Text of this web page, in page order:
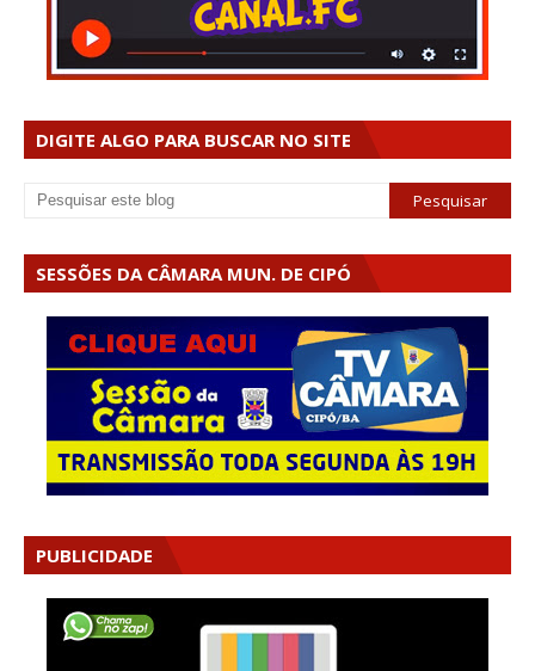
DIGITE ALGO PARA BUSCAR NO SITE
SESSÕES DA CÂMARA MUN. DE CIPÓ
PUBLICIDADE